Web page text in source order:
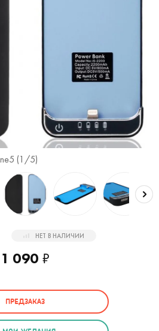
(1 /5)
НЕТ В НАЛИЧИИ
1 090₽
ПРЕДЗАКАЗ